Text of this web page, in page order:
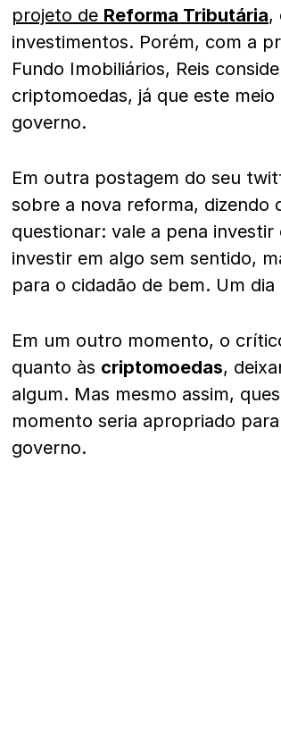
projeto de Reforma Tributária,
investimentos. Porém, com a
Fundo Imobiliários, Reis
criptomoedas, já que este
governo.
Em outra postagem do seu
sobre a nova reforma, dizendo
questionar: vale a pena
investir em algo sem sentido,
para o cidadão de bem. Um
Em um outro momento, o
quanto às criptomoedas,
algum. Mas mesmo assim,
momento seria apropriado
governo.